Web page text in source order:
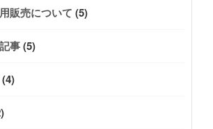
販売について (5)
事(5)
(4)